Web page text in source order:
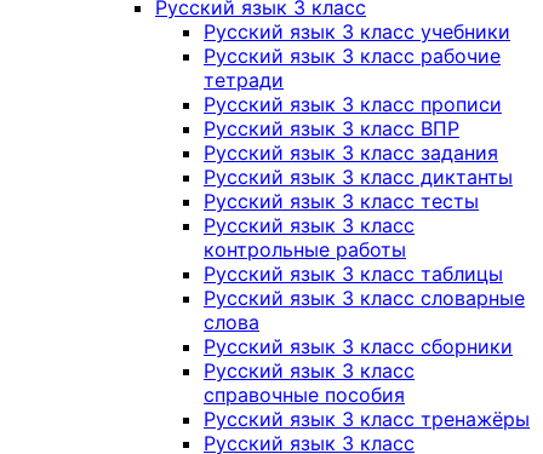
Русский язык 3 класс
Русский язык 3 класс учебники
Русский язык 3 класс рабочие
тетради
Русский язык 3 класс прописи
Русский язык 3 класс ВПР
Русский язык 3 класс задания
Русский язык 3 класс диктанты
Русский язык 3 класс тесты
Русский язык 3 класс
контрольные работы
Русский язык 3 класс таблицы
Русский язык 3 класс словарные
слова
Русский язык 3 класс сборники
Русский язык 3 класс
справочные пособия
Русский язык 3 класс тренажёры
Русский язык 3 класс